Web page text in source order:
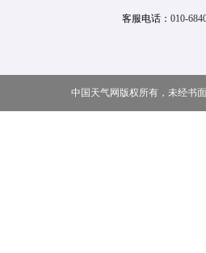
客服电话： 010-
中国天气网版权所有，未经